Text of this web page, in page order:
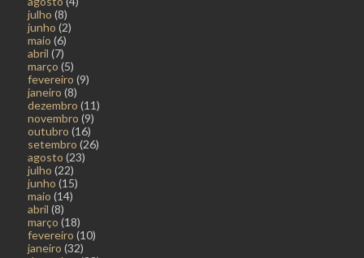
julho (8)
junho (2)
maio (6)
abril (7)
março (5)
fevereiro (9)
janeiro (8)
dezembro (11)
novembro (9)
outubro (16)
setembro (26)
agosto (23)
julho (22)
junho (15)
maio (14)
abril (8)
março (18)
fevereiro (10)
janeiro (32)